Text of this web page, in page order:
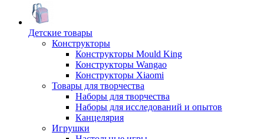
Детские товары
Конструкторы
Конструкторы Mould King
Конструкторы Wangao
Конструкторы Xiaomi
Товары для творчества
Наборы для творчества
Наборы для исследований и опытов
Канцелярия
Игрушки